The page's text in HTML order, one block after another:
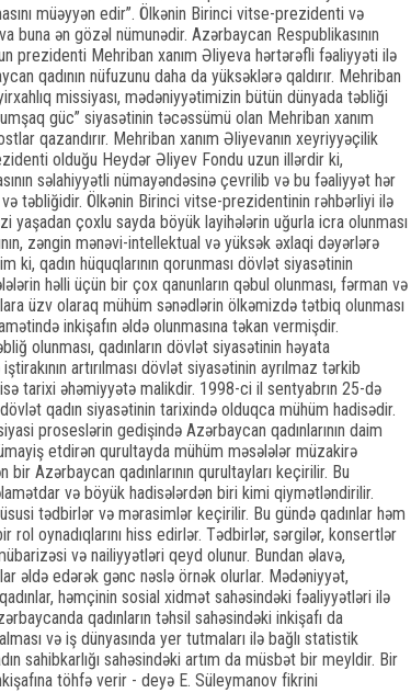
müəyyən edir”. Ölkənin Birinci vitse-prezidenti və
buna ən gözəl nümunədir. Azərbaycan Respublikasının
prezidenti Mehriban xanım Əliyeva hərtərəfli fəaliyyəti ilə
qadının nüfuzunu daha da yüksəklərə qaldırır. Mehriban
missiyası, mədəniyyətimizin bütün dünyada təbliği
güc” siyasətinin təcəssümü olan Mehriban xanım
qazandırır. Mehriban xanım Əliyevanın xeyriyyəçilik
olduğu Heydər Əliyev Fondu uzun illərdir ki,
səlahiyyətli nümayəndəsinə çevrilib və bu fəaliyyət hər
təbliğidir. Ölkənin Birinci vitse-prezidentinin rəhbərliyi ilə
yaşadan çoxlu sayda böyük layihələrin uğurla icra olunması
zəngin mənəvi-intellektual və yüksək əxlaqi dəyərlərə
ki, qadın hüquqlarının qorunması dövlət siyasətinin
həlli üçün bir çox qanunların qəbul olunması, fərman və
üzv olaraq mühüm sənədlərin ölkəmizdə tətbiq olunması
inkişafın əldə olunmasına təkan vermişdir.
olunması, qadınların dövlət siyasətinin həyata
artırılması dövlət siyasətinin ayrılmaz tərkib
isə tarixi əhəmiyyətə malikdir. 1998-ci il sentyabrın 25-də
qadın siyasətinin tarixində olduqca mühüm hadisədir.
proseslərin gedişində Azərbaycan qadınlarının daim
etdirən qurultayda mühüm məsələlər müzakirə
Azərbaycan qadınlarının qurultayları keçirilir. Bu
və böyük hadisələrdən biri kimi qiymətləndirilir.
tədbirlər və mərasimlər keçirilir. Bu gündə qadınlar həm
oynadıqlarını hiss edirlər. Tədbirlər, sərgilər, konsertlər
və nailiyyətləri qeyd olunur. Bundan əlavə,
əldə edərək gənc nəslə örnək olurlar. Mədəniyyət,
həmçinin sosial xidmət sahəsindəki fəaliyyətləri ilə
qadınların təhsil sahəsindəki inkişafı da
və iş dünyasında yer tutmaları ilə bağlı statistik
sahibkarlığı sahəsindəki artım da müsbət bir meyldir. Bir
töhfə verir - deyə E. Süleymanov fikrini